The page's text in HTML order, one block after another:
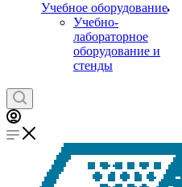
Учебное оборудование
Учебно-
лабораторное
оборудование и
стенды